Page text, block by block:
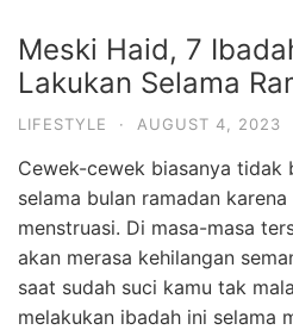
Meski Haid, 7
Lakukan Selama
LIFESTYLE · AUGUST 4, 2023
Cewek-cewek biasanya tidak
selama bulan ramadan
menstruasi. Di masa-masa
akan merasa kehilangan
saat sudah suci kamu tak
melakukan ibadah ini selama